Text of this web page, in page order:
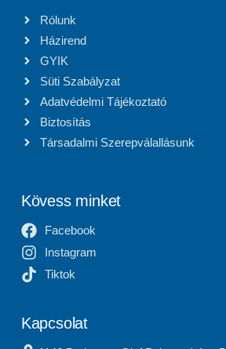
Rólunk
Házirend
GYIK
Süti Szabályzat
Adatvédelmi Tájékoztató
Biztosítás
Társadalmi Szerepválallásunk
Kövess minket
Facebook
Instagram
Tiktok
Kapcsolat